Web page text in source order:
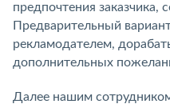
предпочтения заказчика,
Предварительный
рекламодателем,
дополнительных
Далее нашим